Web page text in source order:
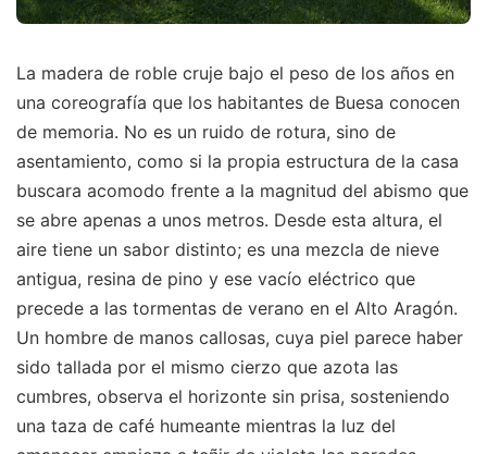
La madera de roble cruje bajo el peso de los años en
una coreografía que los habitantes de Buesa conocen
de memoria. No es un ruido de rotura, sino de
asentamiento, como si la propia estructura de la casa
buscara acomodo frente a la magnitud del abismo que
se abre apenas a unos metros. Desde esta altura, el
aire tiene un sabor distinto; es una mezcla de nieve
antigua, resina de pino y ese vacío eléctrico que
precede a las tormentas de verano en el Alto Aragón.
Un hombre de manos callosas, cuya piel parece haber
sido tallada por el mismo cierzo que azota las
cumbres, observa el horizonte sin prisa, sosteniendo
una taza de café humeante mientras la luz del